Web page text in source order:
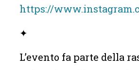
https://
✦
L’evento fa parte della